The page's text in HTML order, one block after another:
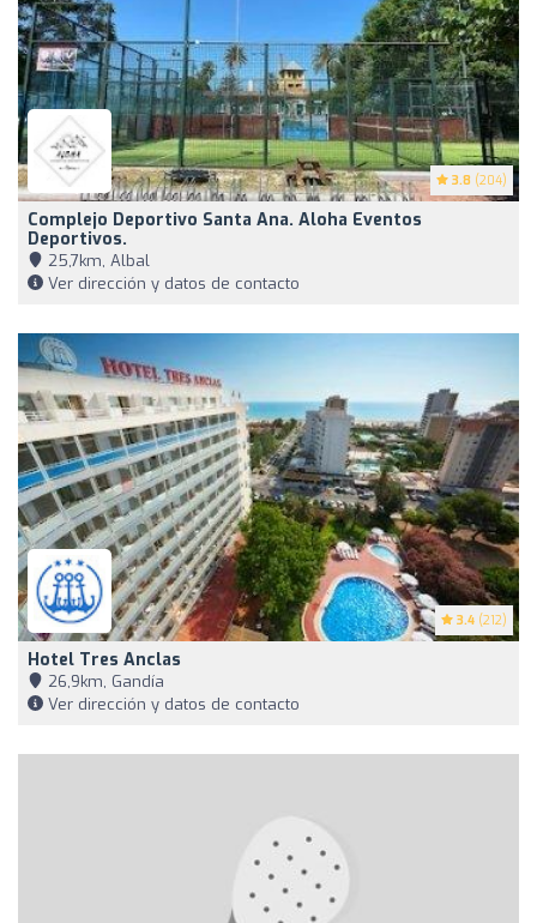
3.8 (204)
Complejo Deportivo Santa Ana. Aloha Eventos
Deportivos.
25,7km, Albal
Ver dirección y datos de contacto
3.4 (212)
Hotel Tres Anclas
26,9km, Gandía
Ver dirección y datos de contacto